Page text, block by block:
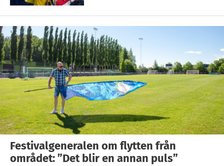
Festivalgeneralen om flytten från
området: ”Det blir en annan puls”